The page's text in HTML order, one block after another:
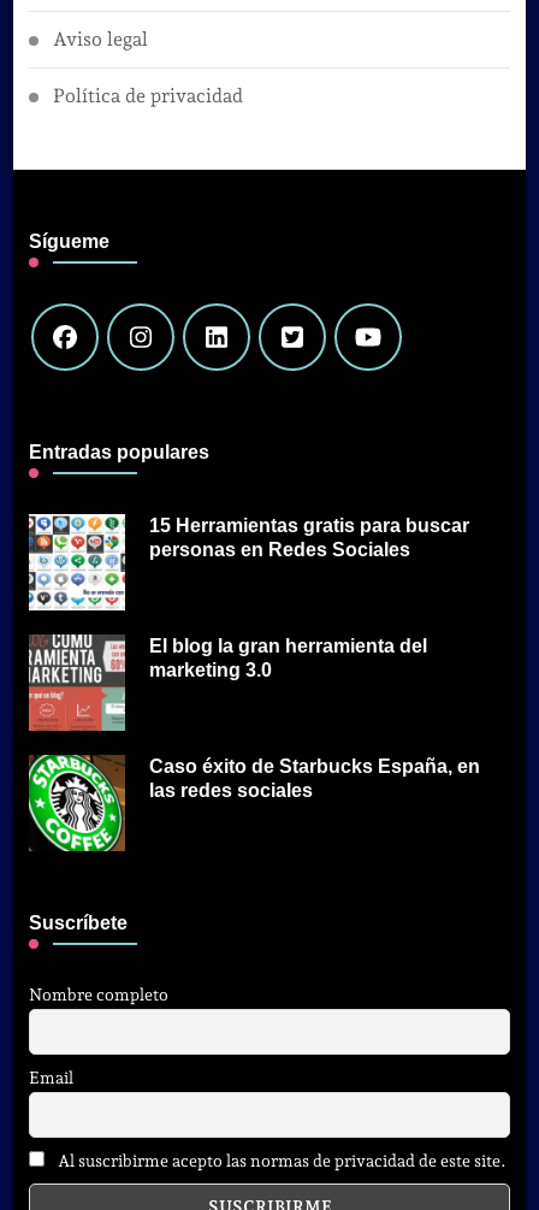
Aviso legal
Política de privacidad
Sígueme
Entradas populares
15 Herramientas gratis para buscar
personas en Redes Sociales
El blog la gran herramienta del
marketing 3.0
Caso éxito de Starbucks España, en
las redes sociales
Suscríbete
Nombre completo
Email
Al suscribirme acepto las normas de privacidad de este site.